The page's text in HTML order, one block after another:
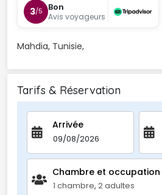
3/5 Bon
Avis voyageurs
Mahdia, Tunisie,
Tarifs & Réservation
Arrivée
Chambre et occupation
1 chambre, 2adultes